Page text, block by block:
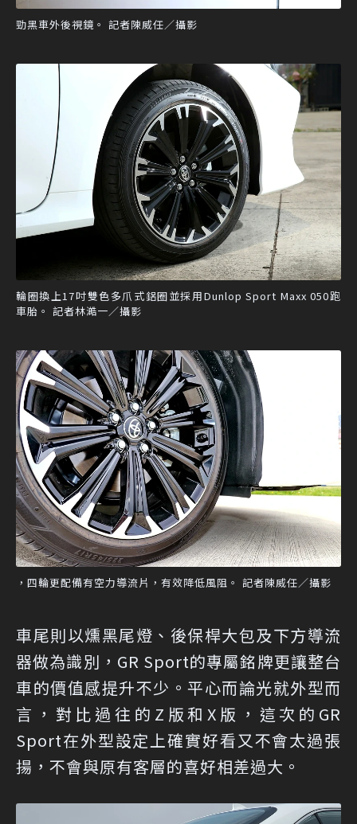
勁黑車外後視鏡。 記者陳威任／攝影
輪圈換上17吋雙色多爪式鋁圈並採用Dunlop Sport Maxx 050跑
車胎。 記者林澔一／攝影
，四輪更配備有空力導流片，有效降低風阻。 記者陳威任／攝影
車尾則以燻黑尾燈、後保桿大包及下方導流
器做為識別，GR Sport的專屬銘牌更讓整台
車的價值感提升不少。平心而論光就外型而
言，對比過往的Z版和X版，這次的GR
Sport在外型設定上確實好看又不會太過張
揚，不會與原有客層的喜好相差過大。